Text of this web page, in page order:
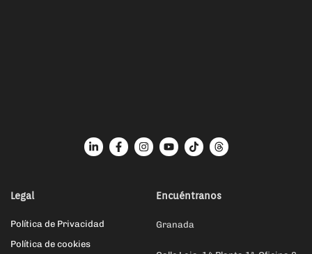
Legal
Política de Privacidad
Política de cookies
Encuéntranos
Granada